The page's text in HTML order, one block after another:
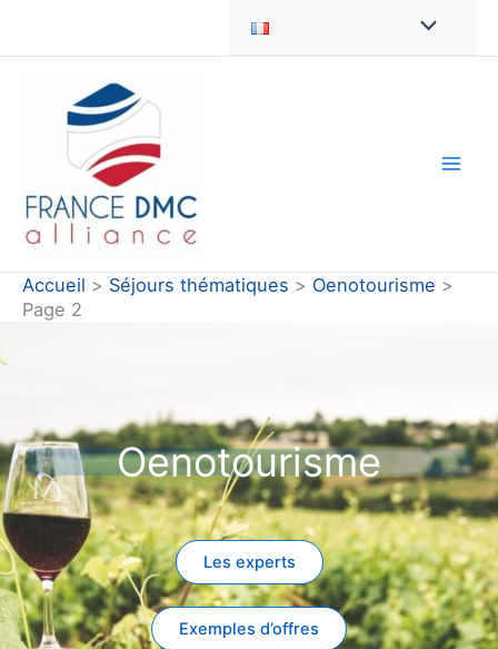
Accueil Séjours thématiques
Oenotourisme
Page 2
Oenotourisme
Les experts
Exemples d’offres